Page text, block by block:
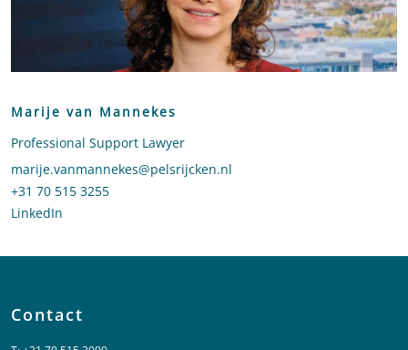
Marije van Mannekes
Professional Support Lawyer
Stuur een e-mail naar Marije van Mannekes
marije.vanmannekes@pelsrijcken.nl
Bel naar Marije van Mannekes
+31 70 515 3255
LinkedIn
Contact